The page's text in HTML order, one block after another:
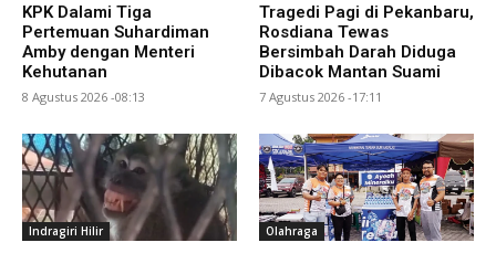
KPK Dalami Tiga
Pertemuan Suhardiman
Amby dengan Menteri
Kehutanan
8 Agustus 2026 -08:13
Tragedi Pagi di Pekanbaru,
Rosdiana Tewas
Bersimbah Darah Diduga
Dibacok Mantan Suami
7 Agustus 2026 -17:11
Indragiri Hilir Olahraga